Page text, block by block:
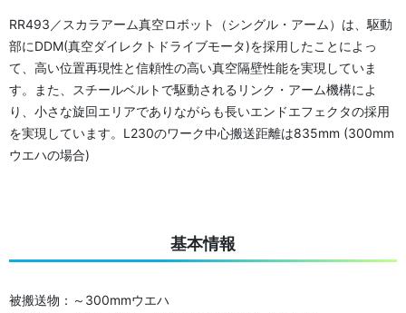
RR493／スカラアーム真空ロボット（シングル・アーム）は、駆動
部にDDM(真空ダイレクトドライブモータ)を採用したことによっ
て、高い位置再現性と信頼性の高い真空隔壁性能を実現していま
す。また、スチールベルトで駆動されるリンク・アーム機構によ
り、小さな旋回エリアでありながらも長いエンドエフェクタの採用
を実現しています。L230のワーク中心搬送距離は835mm (300mm
ウエハの場合)
基本情報
被搬送物：～300mmウエハ